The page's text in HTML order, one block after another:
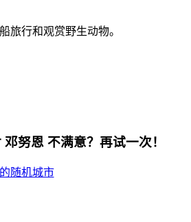
旅行和观赏野生动物。
邓努恩 不满意？再试一次！
随机城市